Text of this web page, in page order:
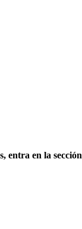
entra en la sección